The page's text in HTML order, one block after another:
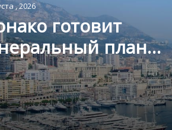
новости
, 2026
готовит
план
, 2026
помог детям
континентах